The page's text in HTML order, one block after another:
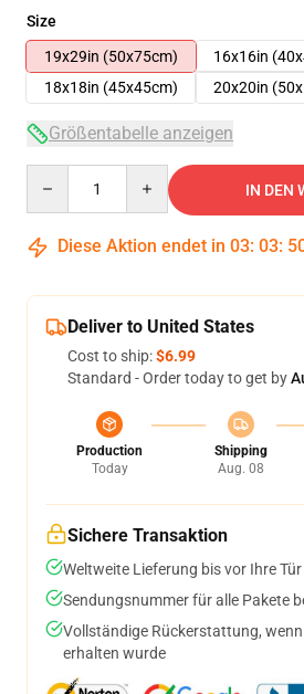
Size
19x29in (50x75cm)
16x16in
18x18in (45x45cm)
20x20in
Größentabelle anzeigen
IN DEN
Diese Aktion endet in 03: 03:
Deliver to United States
Cost to ship:$6.99
Standard - Order today to get by
Production
Today
Shipping
Aug. 08
Sichere Transaktion
Weltweite Lieferung bis vor Ihre Tür
Sendungsnummer für alle Pakete
Vollständige Rückerstattung,
erhalten wurde